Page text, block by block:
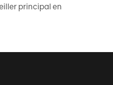
principal en